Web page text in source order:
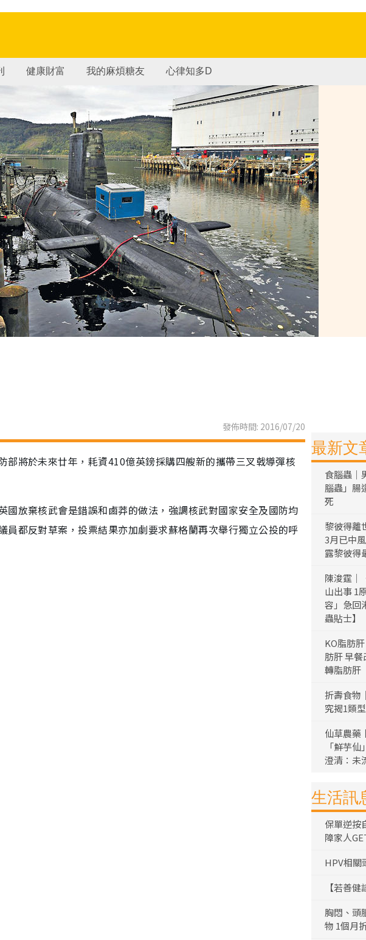
健康財富 我的麻煩糖友 心律知多D
發佈時間: 2016/07/20
將於未來廿年，耗資410億英鎊採購四艘新的攜帶三叉戟導彈核
放棄核武會是錯誤和鹵莽的做法，強調核武對國家安全及國防均
都反對草案，投票結果亦加劇要求蘇格蘭再次舉行獨立公投的呼
最新文
食腦蟲｜
腦蟲」腸
死
黎彼得離
3月已中
露黎彼得
陳浚霆｜
山出事 1
容」急回
蟲貼士】
KO脂肪
肪肝 早
轉脂肪肝
折壽食物
究揭1類
仙草農藥
「鮮芋
澄清：未
生活訊
保單逆按
障家人
HPV相關
【若善
胸悶、頭
物 1個月